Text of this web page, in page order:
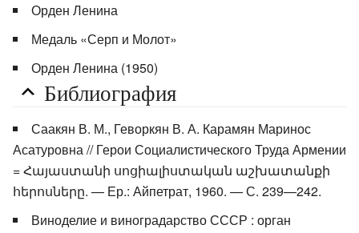
Орден Ленина
Медаль «Серп и Молот»
Орден Ленина (1950)
Библиография
Саакян В. М., Геворкян В. А. Карамян Маринос
Асатуровна // Герои Социалистического Труда Армении
= Հայաստանի սոցիալիստական աշխատանքի
հերոսները. — Ер.: Айпетрат, 1960. — С. 239—242.
Виноделие и виноградарство СССР : орган